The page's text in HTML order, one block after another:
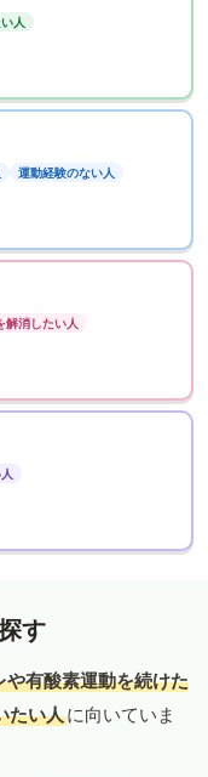
人
運動経験のない人
解消したい人
す
有酸素運動を続けた
たい人に向いていま